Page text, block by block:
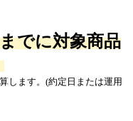
でに対象商品
します。(約定日または運用